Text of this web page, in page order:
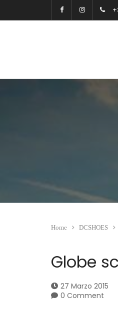
Home DCSHOES
Globe
27 Marzo 2015
0 Comment